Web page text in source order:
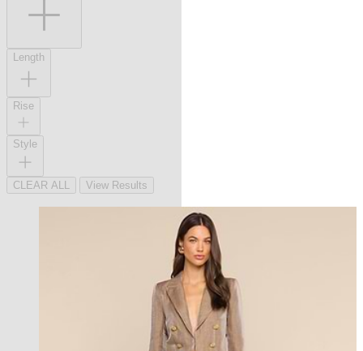
Length
Rise
Style
CLEAR ALL View Results